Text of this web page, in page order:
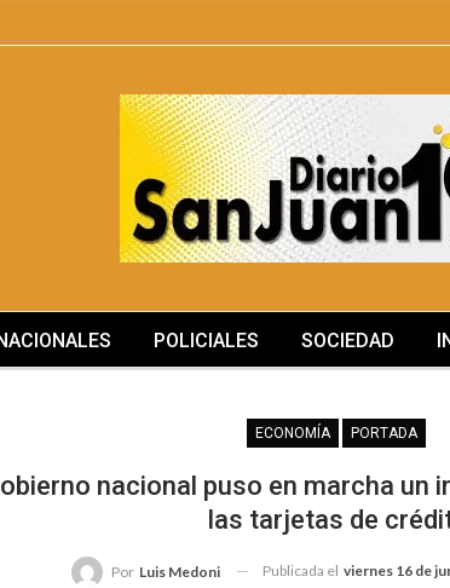
POLICIALES SOCIEDAD
ECONOMÍA PORTADA
nacional puso en marcha un
las tarjetas de
Por Luis Medoni Publicada el viernes 16 de